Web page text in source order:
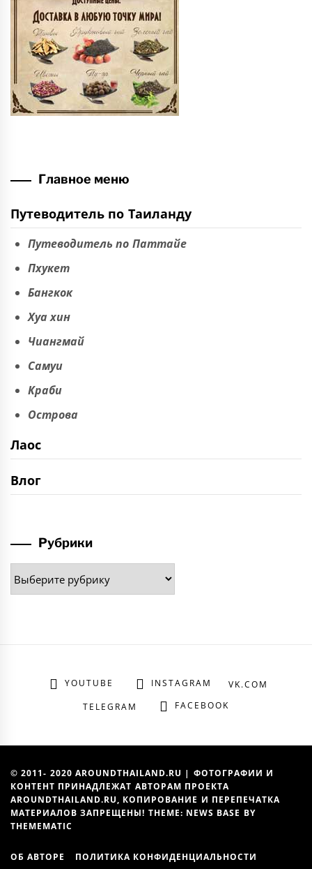
Главное меню
Путеводитель по Таиланду
Путеводитель по Паттайе
Пхукет
Бангкок
Хуа хин
Чиангмай
Самуи
Краби
Острова
Лаос
Влог
Рубрики
Рубрики
YOUTUBE INSTAGRAM
VK.COM
TELEGRAM
FACEBOOK
© 2011- 2020 AROUNDTHAILAND.RU | ФОТОГРАФИИ И
КОНТЕНТ ПРИНАДЛЕЖАТ АВТОРАМ ПРОЕКТА
AROUNDTHAILAND.RU, КОПИРОВАНИЕ И ПЕРЕПЕЧАТКА
МАТЕРИАЛОВ ЗАПРЕЩЕНЫ! THEME: NEWS BASE BY
THEMEMATIC
ОБ АВТОРЕ
ПОЛИТИКА КОНФИДЕНЦИАЛЬНОСТИ